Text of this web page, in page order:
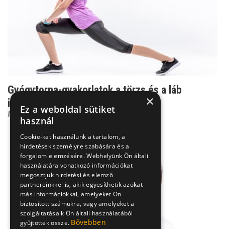
Gyógytorna-gyakorlatok a törzs és a láb
izmainak fejlesztésé...
Moldvay Ildikó
×
Ez a weboldal sütiket
használ
Cookie-kat használunk a tartalom, a
hirdetések személyre szabására és a
forgalom elemzésére. Webhelyünk Ön általi
használatára vonatkozó információkat
megosztjuk hirdetési és elemző
partnereinkkel is, akik egyesíthetik azokat
más információkkal, amelyeket Ön
biztosított számukra, vagy amelyeket a
szolgáltatásaik Ön általi használatából
gyűjtöttek össze. Bővebben